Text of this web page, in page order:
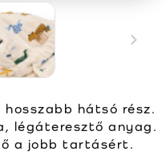
hosszabb hátsó rész.
légáteresztő anyag.
a jobb tartásért.